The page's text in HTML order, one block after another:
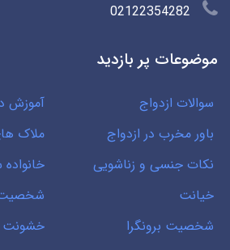
02122354282
موضوعات پر بازدید
سوالات ازدواج
آموزش
باور مخرب در ازدواج
ملاک
نکات جنسی و زناشویی
خانواده
خیانت
شخصیت
شخصیت برونگرا
خشونت